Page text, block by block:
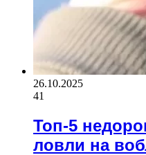
26.10.2025
41
Топ-5
ловли на